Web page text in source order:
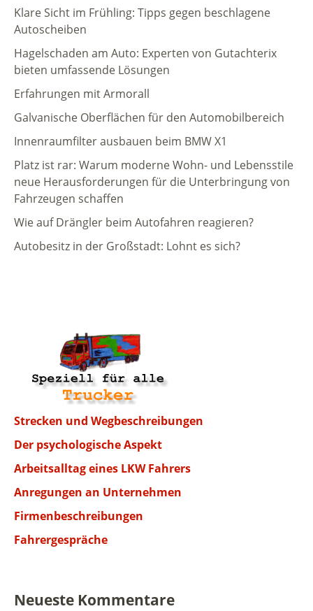
Klare Sicht im Frühling: Tipps gegen beschlagene
Autoscheiben
Hagelschaden am Auto: Experten von Gutachterix
bieten umfassende Lösungen
Erfahrungen mit Armorall
Galvanische Oberflächen für den Automobilbereich
Innenraumfilter ausbauen beim BMW X1
Platz ist rar: Warum moderne Wohn- und Lebensstile
neue Herausforderungen für die Unterbringung von
Fahrzeugen schaffen
Wie auf Drängler beim Autofahren reagieren?
Autobesitz in der Großstadt: Lohnt es sich?
Strecken und Wegbeschreibungen
Der psychologische Aspekt
Arbeitsalltag eines LKW Fahrers
Anregungen an Unternehmen
Firmenbeschreibungen
Fahrergespräche
Neueste Kommentare